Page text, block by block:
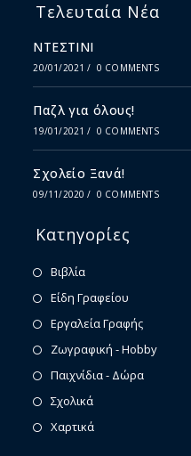
Τελευταία Νέα
ΝΤΕΣΤΙΝΙ
20/01/2021 / 0 COMMENTS
Παζλ για όλους!
19/01/2021 / 0 COMMENTS
Σχολείο Ξανά!
09/11/2020 / 0 COMMENTS
Κατηγορίες
Βιβλία
Είδη Γραφείου
Εργαλεία Γραφής
Ζωγραφική - Hobby
Παιχνίδια - Δώρα
Σχολικά
Χαρτικά